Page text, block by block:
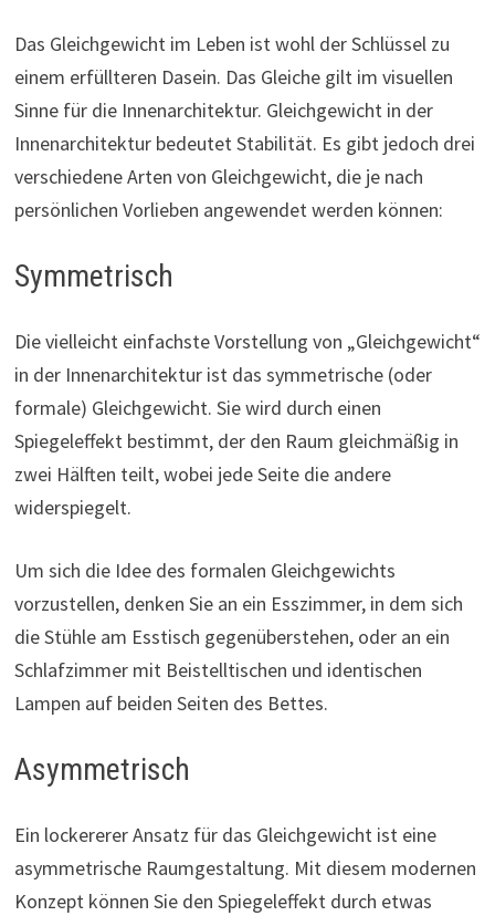
Das Gleichgewicht im Leben ist wohl der Schlüssel zu
einem erfüllteren Dasein. Das Gleiche gilt im visuellen
Sinne für die Innenarchitektur. Gleichgewicht in der
Innenarchitektur bedeutet Stabilität. Es gibt jedoch drei
verschiedene Arten von Gleichgewicht, die je nach
persönlichen Vorlieben angewendet werden können:
Symmetrisch
Die vielleicht einfachste Vorstellung von „Gleichgewicht“
in der Innenarchitektur ist das symmetrische (oder
formale) Gleichgewicht. Sie wird durch einen
Spiegeleffekt bestimmt, der den Raum gleichmäßig in
zwei Hälften teilt, wobei jede Seite die andere
widerspiegelt.
Um sich die Idee des formalen Gleichgewichts
vorzustellen, denken Sie an ein Esszimmer, in dem sich
die Stühle am Esstisch gegenüberstehen, oder an ein
Schlafzimmer mit Beistelltischen und identischen
Lampen auf beiden Seiten des Bettes.
Asymmetrisch
Ein lockererer Ansatz für das Gleichgewicht ist eine
asymmetrische Raumgestaltung. Mit diesem modernen
Konzept können Sie den Spiegeleffekt durch etwas